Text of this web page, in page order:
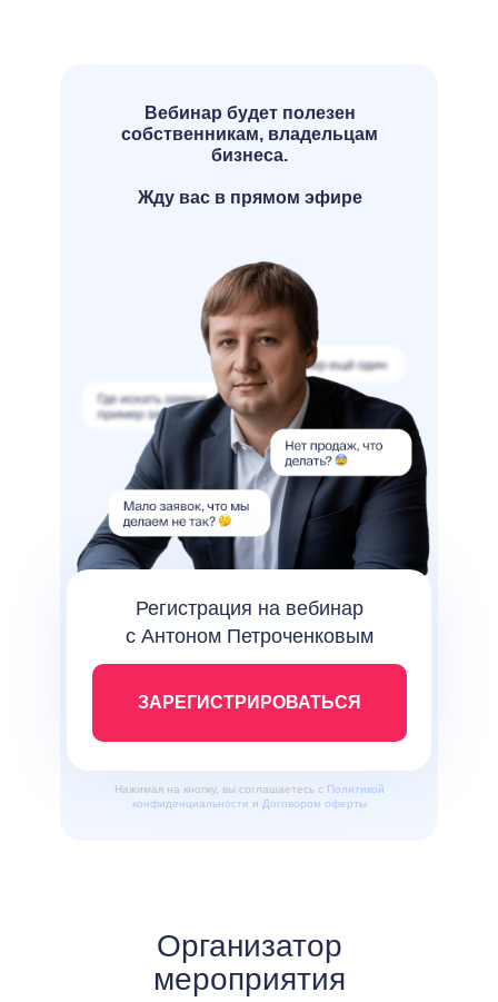
Регистрация на вебинар
с Антоном Петроченковым
Нажимая на кнопку, вы соглашаетесь с Политикой
конфиденциальности и Договором оферты
ЗАРЕГИСТРИРОВАТЬСЯ
Вебинар будет полезен
собственникам, владельцам
бизнеса.
Жду вас в прямом эфире
Организатор
мероприятия